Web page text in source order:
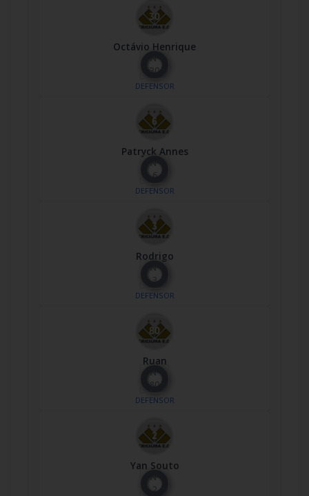
Octávio Henrique
Nº
30
DEFENSOR
Patryck Annes
Nº
6
DEFENSOR
Rodrigo
Nº
3
DEFENSOR
Ruan
Nº
80
DEFENSOR
Yan Souto
Nº
2